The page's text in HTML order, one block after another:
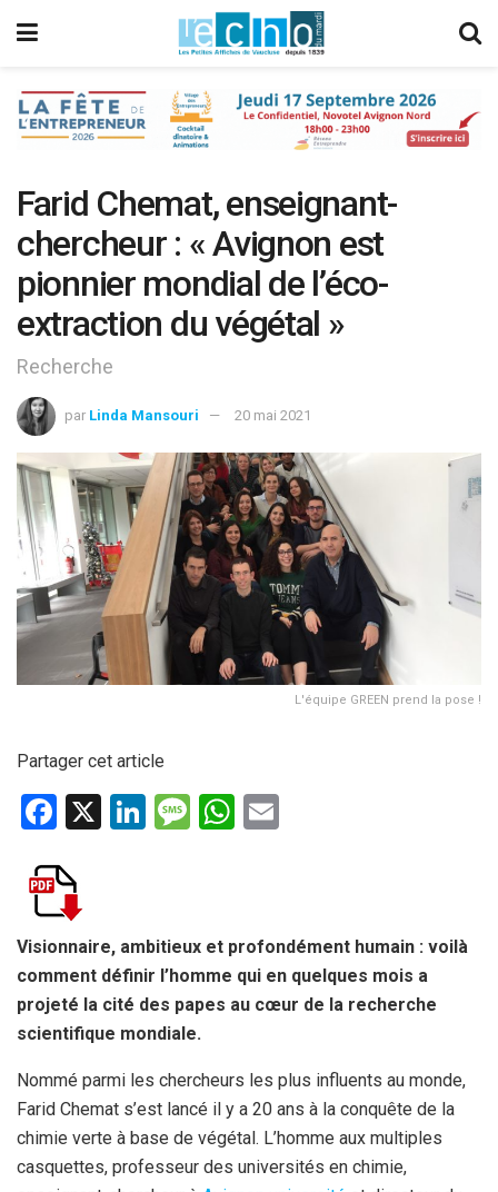
Farid Chemat, enseignant-
chercheur : « Avignon est
pionnier mondial de l’éco-
extraction du végétal »
Recherche
par Linda Mansouri 20 mai 2021
L'équipe GREEN prend la pose !
Partager cet article
F
ce
b
o
o
k
X
Li
n
M
g
e
W
A
p
p
Visionnaire, ambitieux et profondément humain : voilà
comment définir l’homme qui en quelques mois a
projeté la cité des papes au cœur de la recherche
scientifique mondiale.
Nommé parmi les chercheurs les plus influents au monde,
Farid Chemat s’est lancé il y a 20 ans à la conquête de la
chimie verte à base de végétal. L’homme aux multiples
casquettes, professeur des universités en chimie,